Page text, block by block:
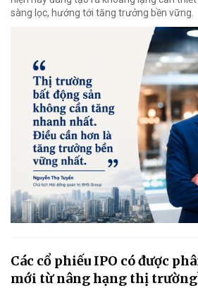
sàng lọc, hướng tới tăng trưởng bền vững.
Các cổ phiếu IPO có được
mới từ nâng hạng thị